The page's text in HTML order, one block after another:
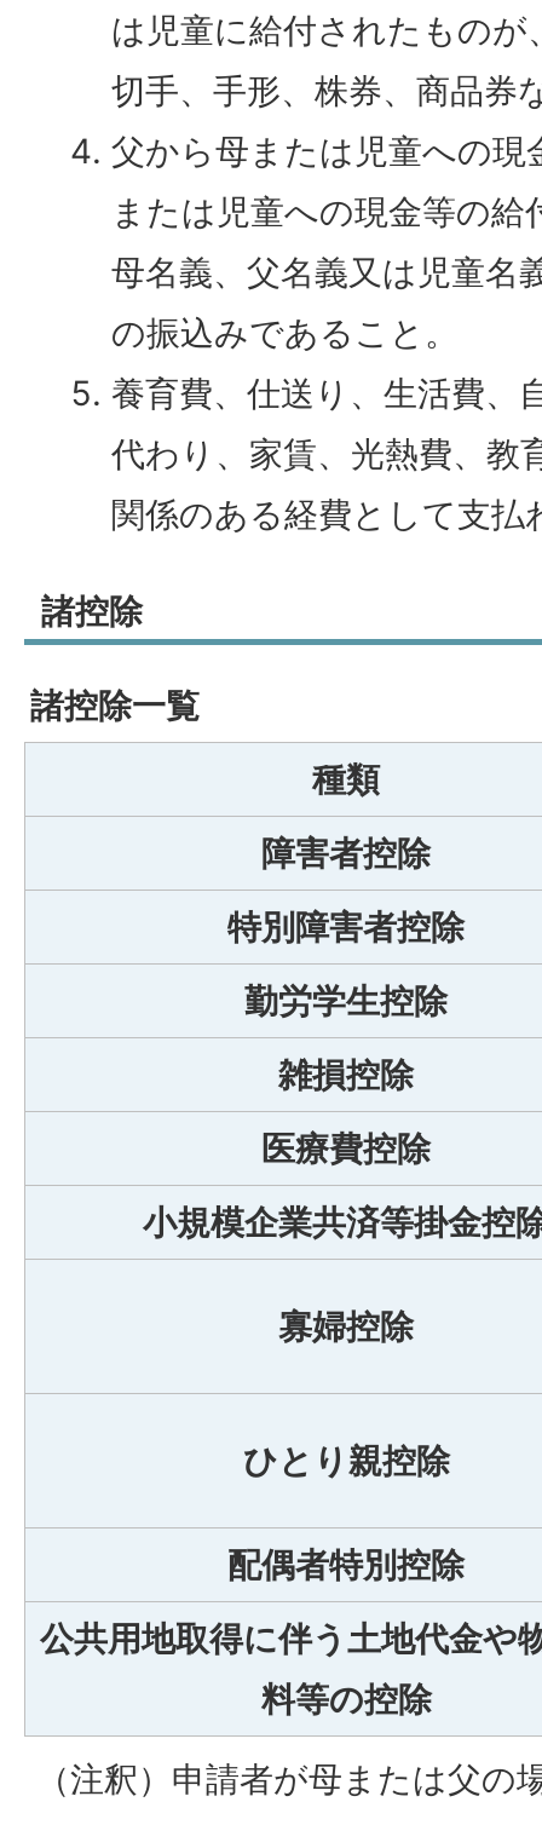
は児童に給付されたものが
切手、手形、株券、商品券
父から母または児童への現
または児童への現金等の給
母名義、父名義又は児童名
の振込みであること。
養育費、仕送り、生活費、
代わり、家賃、光熱費、教
関係のある経費として支
諸控除
諸控除一覧
種類
障害者控除
特別障害者控除
勤労学生控除
雑損控除
医療費控除
小規模企業共済等掛金控
寡婦控除
ひとり親控除
配偶者特別控除
公共用地取得に伴う土地代金や
料等の控除
（注釈）申請者が母または父の